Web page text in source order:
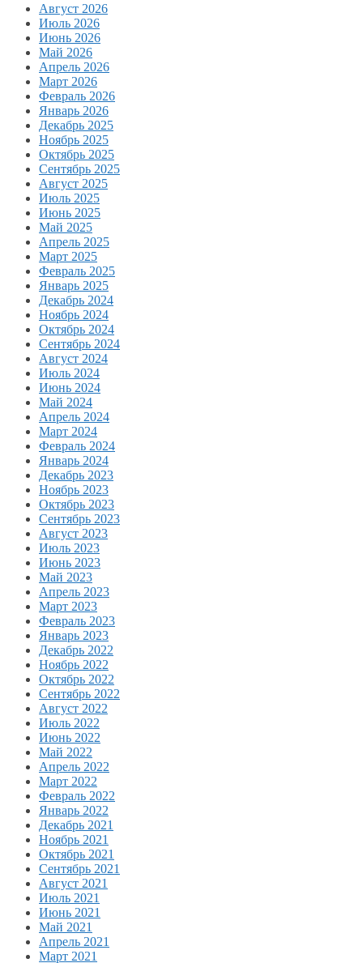
Август 2026
Июль 2026
Июнь 2026
Май 2026
Апрель 2026
Март 2026
Февраль 2026
Январь 2026
Декабрь 2025
Ноябрь 2025
Октябрь 2025
Сентябрь 2025
Август 2025
Июль 2025
Июнь 2025
Май 2025
Апрель 2025
Март 2025
Февраль 2025
Январь 2025
Декабрь 2024
Ноябрь 2024
Октябрь 2024
Сентябрь 2024
Август 2024
Июль 2024
Июнь 2024
Май 2024
Апрель 2024
Март 2024
Февраль 2024
Январь 2024
Декабрь 2023
Ноябрь 2023
Октябрь 2023
Сентябрь 2023
Август 2023
Июль 2023
Июнь 2023
Май 2023
Апрель 2023
Март 2023
Февраль 2023
Январь 2023
Декабрь 2022
Ноябрь 2022
Октябрь 2022
Сентябрь 2022
Август 2022
Июль 2022
Июнь 2022
Май 2022
Апрель 2022
Март 2022
Февраль 2022
Январь 2022
Декабрь 2021
Ноябрь 2021
Октябрь 2021
Сентябрь 2021
Август 2021
Июль 2021
Июнь 2021
Май 2021
Апрель 2021
Март 2021